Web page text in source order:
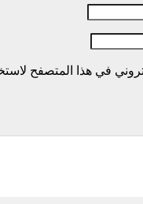
في هذا المتصفح